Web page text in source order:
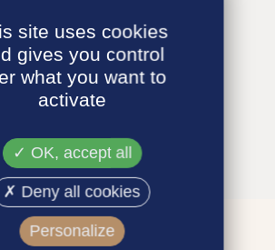
site uses cookies
gives you control
what you want to
activate
OK, accept all
Deny all cookies
Personalize